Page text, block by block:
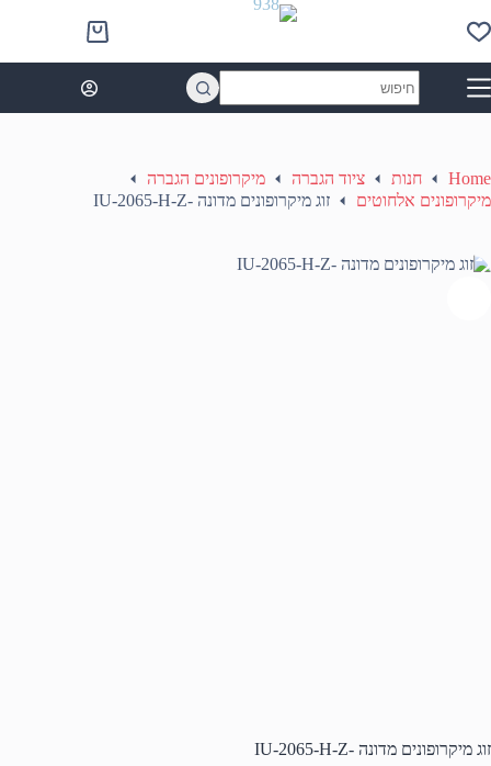
to
content
Shopping
cart
results
Home חנות ציוד הגברה
מיקרופונים הגברה
מיקרופונים אלחוטים
זוג מיקרופונים מדונה -IU-2065-H-Z
זוג מיקרופונים מדונה -IU-2065-H-Z